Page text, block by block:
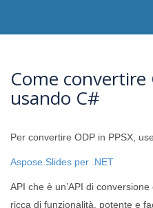
Come convertire
usando C#
Per convertire ODP in PPSX,
Aspose.Slides per .NET
API che è un’API di
ricca di funzionalità, potente e